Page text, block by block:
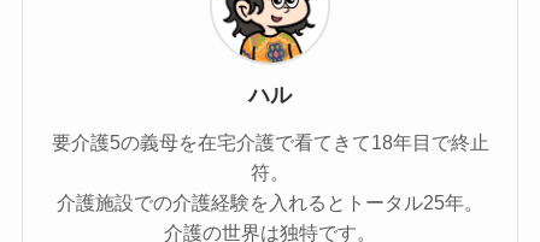
ハル
要介護5の義母を在宅介護で看てきて18年目で終止
符。
介護施設での介護経験を入れるとトータル25年。
介護の世界は独特です。